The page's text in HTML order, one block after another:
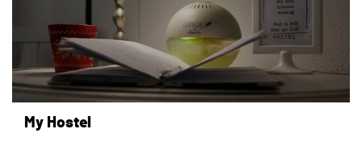
My Hostel